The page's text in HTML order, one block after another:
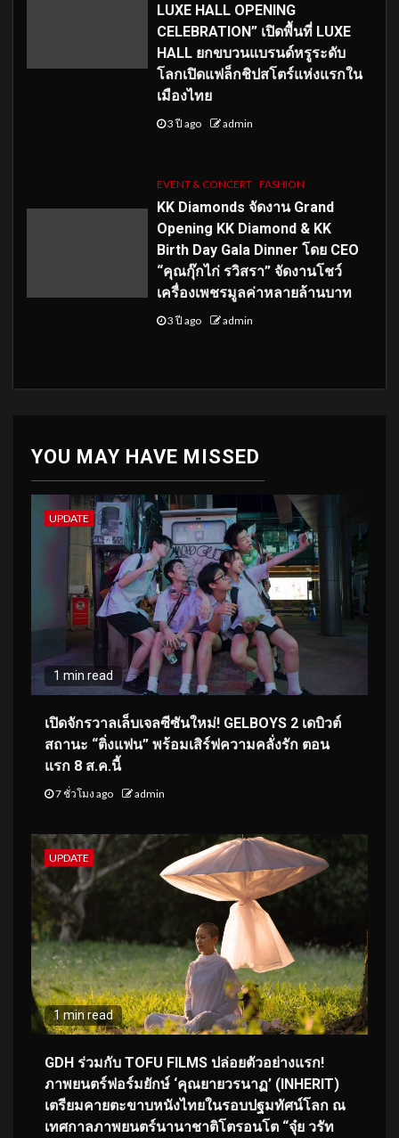
LUXE HALL OPENING
CELEBRATION” เปิดพื้นที่ LUXE
HALL ยกขบวนแบรนด์หรูระดับ
โลกเปิดแฟล็กชิปสโตร์แห่งแรกใน
เมืองไทย
3 ปี ago admin
EVENT & CONCERT FASHION
KK Diamonds จัดงาน Grand
Opening KK Diamond & KK
Birth Day Gala Dinner โดย CEO
“คุณกุ๊กไก่ รวิสรา” จัดงานโชว์
เครื่องเพชรมูลค่าหลายล้านบาท
3 ปี ago admin
YOU MAY HAVE MISSED
UPDATE
1 min read
เปิดจักรวาลเล็บเจลซีซันใหม่! GELBOYS 2 เดบิวต์
สถานะ “ติ่งแฟน” พร้อมเสิร์ฟความคลั่งรัก ตอน
แรก 8 ส.ค.นี้
7 ชั่วโมง ago admin
UPDATE
1 min read
GDH ร่วมกับ TOFU FILMS ปล่อยตัวอย่างแรก!
ภาพยนตร์ฟอร์มยักษ์ ‘คุณยายวรนาฏ’ (INHERIT)
เตรียมคายตะขาบหนังไทยในรอบปฐมทัศน์โลก ณ
เทศกาลภาพยนตร์นานาชาติโตรอนโต “จุ๋ย วรัท